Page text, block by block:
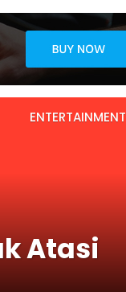
ENTERTAINMENT
Atasi